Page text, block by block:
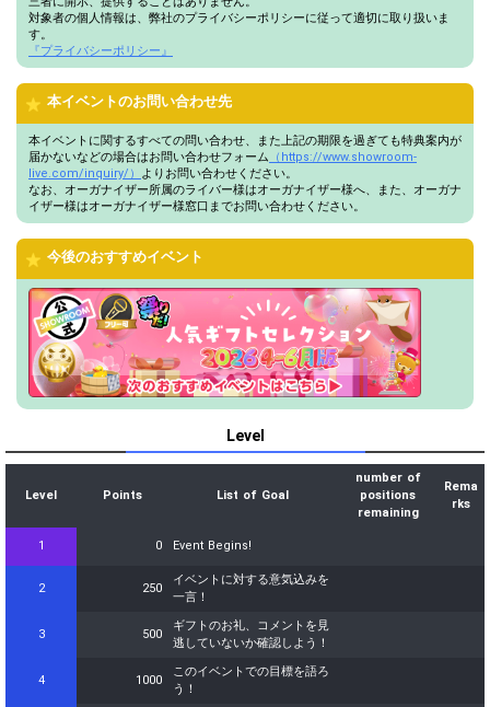
対象者の個人情報は、弊社のプライバシーポリシーに従って適切に取り扱いま
す。
『プライバシーポリシー』
本イベントのお問い合わせ先
本イベントに関するすべての問い合わせ、また上記の期限を過ぎても特典案内が
届かないなどの場合はお問い合わせフォーム （https://www.showroom-
live.com/inquiry/） よりお問い合わせください。
なお、オーガナイザー所属のライバー様はオーガナイザー様へ、また、オーガナ
イザー様はオーガナイザー様窓口までお問い合わせください。
今後のおすすめイベント
Level
Level Points List of Goal
number of
positions
remaining
Rema
rks
1 0 Event Begins!
2 250
イベントに対する意気込みを
一言！
3 500
ギフトのお礼、コメントを見
逃していないか確認しよう！
4 1000
このイベントでの目標を語ろ
う！